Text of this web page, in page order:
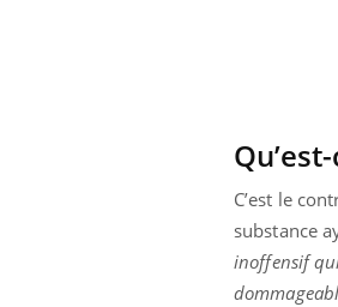
C’est le
substance
inoffensif